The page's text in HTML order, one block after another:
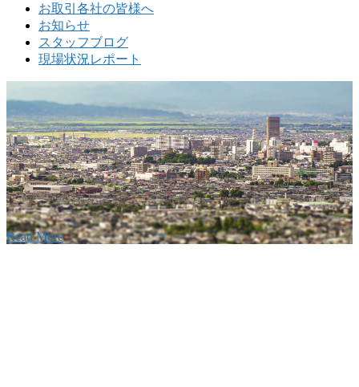
お取引各社の皆様へ
お知らせ
スタッフブログ
現場状況レポート
の歴史ある実績・建設技術と、旧カネフジハウス
利くフットワークが結びついた新しい建設会社で
Read More